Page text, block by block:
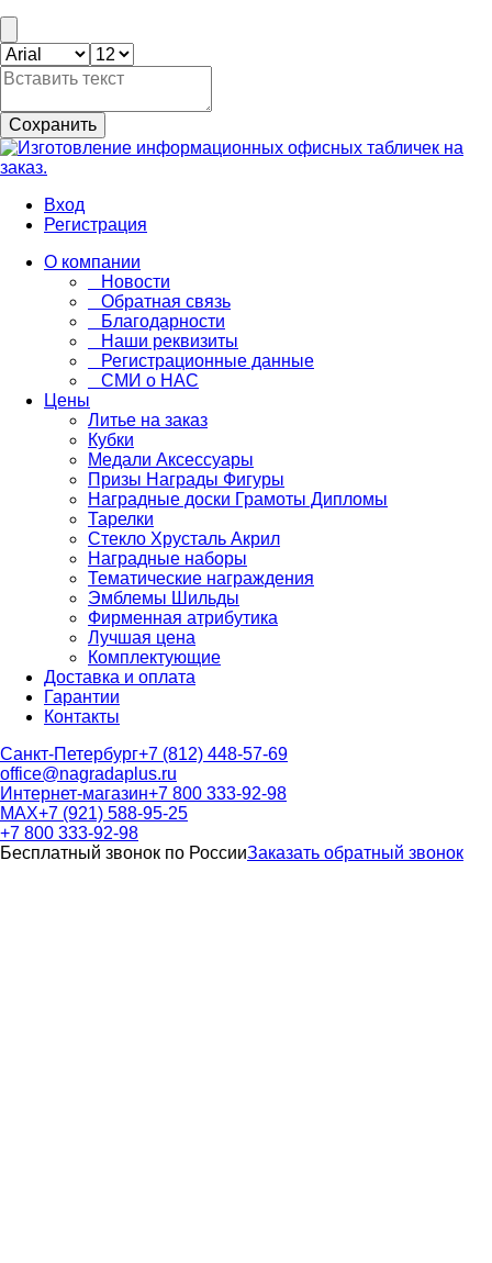
Сохранить
Вход
Регистрация
О компании
Новости
Обратная связь
Благодарности
Наши реквизиты
Регистрационные данные
СМИ о НАС
Цены
Литье на заказ
Кубки
Медали Аксессуары
Призы Награды Фигуры
Наградные доски Грамоты Дипломы
Тарелки
Стекло Хрусталь Акрил
Наградные наборы
Тематические награждения
Эмблемы Шильды
Фирменная атрибутика
Лучшая цена
Комплектующие
Доставка и оплата
Гарантии
Контакты
Санкт-Петербург+7 (812) 448-57-69
office@nagradaplus.ru
Интернет-магазин+7 800 333-92-98
MAX+7 (921) 588-95-25
+7 800 333-92-98
Бесплатный звонок по РоссииЗаказать обратный звонок